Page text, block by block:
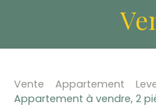
Vente Appartement
Appartement à vendre, 2